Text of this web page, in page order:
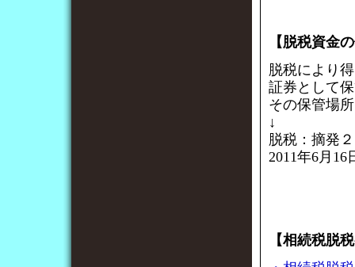
【脱税資金
脱税により
証券として
その保管場
↓
脱税：摘発
2011年6月16
【相続税脱